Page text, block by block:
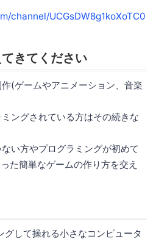
channel/UCGsDW8g1koXoTC0
きてください
(ゲームやアニメーション、音楽
ングされている方はその続きな
い方やプログラミングが初めて
た簡単なゲームの作り方を交え
して操れる小さなコンピュータ